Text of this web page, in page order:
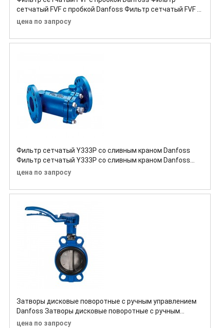
сетчатый FVF с пробкой Danfoss Фильтр сетчатый FVF с
пробкой Danfoss
цена по запросу
Фильтр сетчатый Y333P со сливным краном Danfoss
Фильтр сетчатый Y333P со сливным краном Danfoss
Фильтр сетчатый Y333P со сливным краном Danfoss
цена по запросу
Затворы дисковые поворотные с ручным управлением
Danfoss Затворы дисковые поворотные с ручным
управлением Danfoss Затворы дисковые поворотные с
цена по запросу